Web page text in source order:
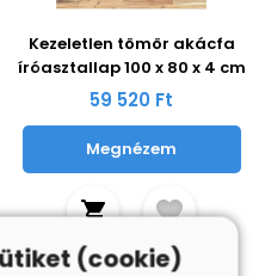
Kezeletlen tömör akácfa
íróasztallap 100 x 80 x 4 cm
59 520 Ft
Megnézem
(cookie)